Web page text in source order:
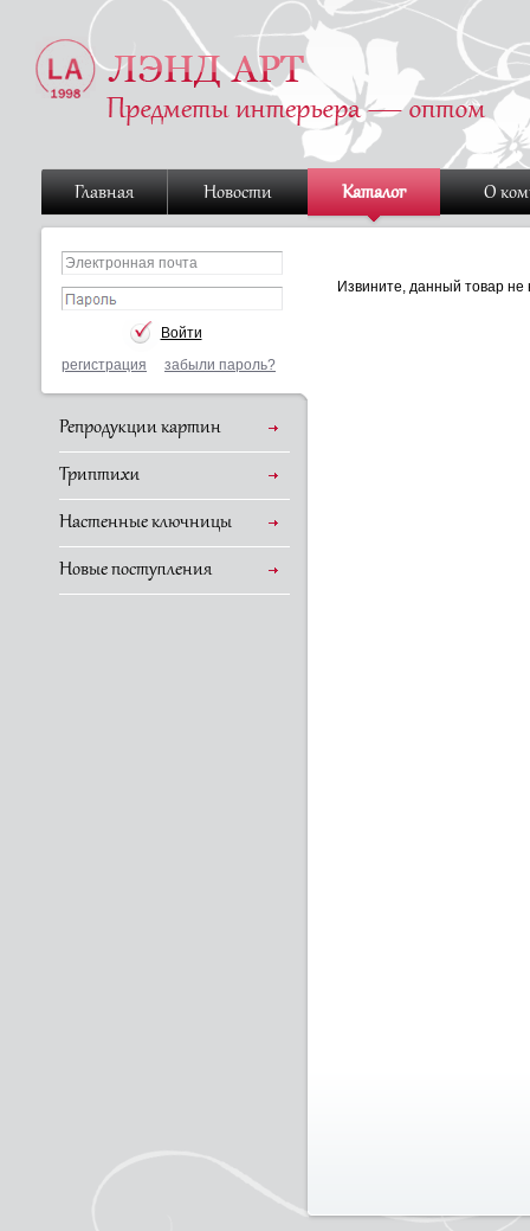
Главная Новости Каталог О
регистрация забыли пароль?
Репродукции картин
Триптихи
Настенные ключницы
Новые поступления
Извините, данный товар не